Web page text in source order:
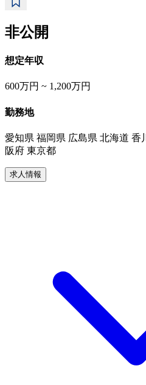
非公開
想定年収
600万円 ~ 1,200万円
勤務地
愛知県 福岡県 広島県 北海道 香
阪府 東京都
求人情報